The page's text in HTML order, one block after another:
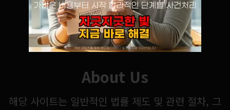
About Us
해당 사이트는 일반적인 법률 제도 및 관련 절차, 그